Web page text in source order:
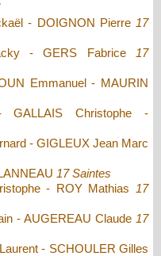
- DOIGNON Pierre 17
- GERS Fabrice 17
Emmanuel - MAURIN
Christophe -
- GIGLEUX Jean Marc
17 Saintes
- ROY Mathias 17
- AUGEREAU Claude 17
- SCHOULER Gilles